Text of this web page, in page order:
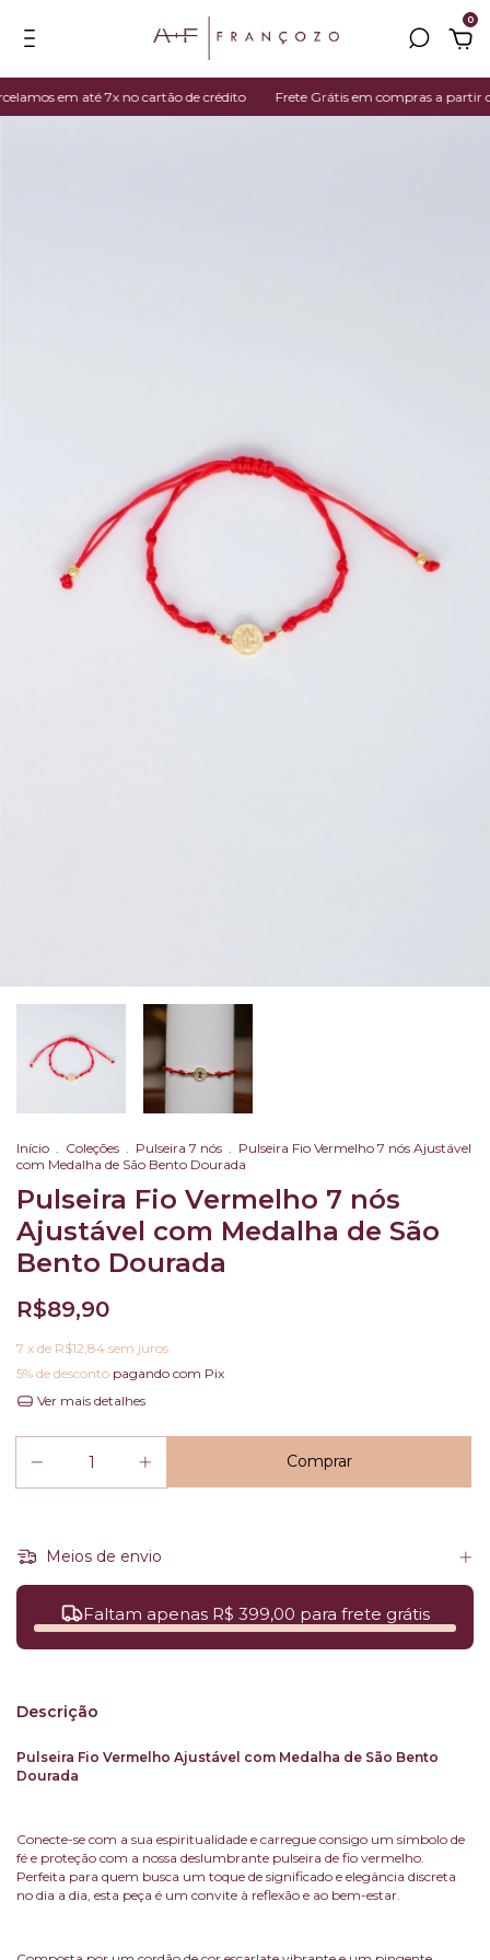
0
em até 7x no cartão de crédito Frete Grátis em compras a partir de
Início . Coleções . Pulseira 7 nós . Pulseira Fio Vermelho 7 nós Ajustável
com Medalha de São Bento Dourada
Pulseira Fio Vermelho 7 nós
Ajustável com Medalha de São
Bento Dourada
R$89,90
7 x de R$12,84 sem juros
5% de desconto pagando com Pix
Ver mais detalhes
Meios de envio
Faltam apenas R$ 399,00 para frete grátis
Descrição
Pulseira Fio Vermelho Ajustável com Medalha de São Bento
Dourada
Conecte-se com a sua espiritualidade e carregue consigo um símbolo de
fé e proteção com a nossa deslumbrante pulseira de fio vermelho.
Perfeita para quem busca um toque de significado e elegância discreta
no dia a dia, esta peça é um convite à reflexão e ao bem-estar.